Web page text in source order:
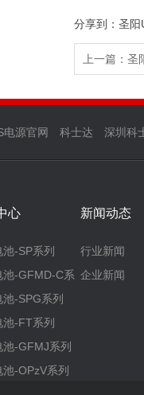
分享到： 圣阳
上一篇：
电源官网 科士达 深圳科
心
-SP系列
池-GFMD-C系
-SPG系列
-FT系列
-GFMJ系列
-OPzV系列
新闻动态
行业新闻
企业新闻